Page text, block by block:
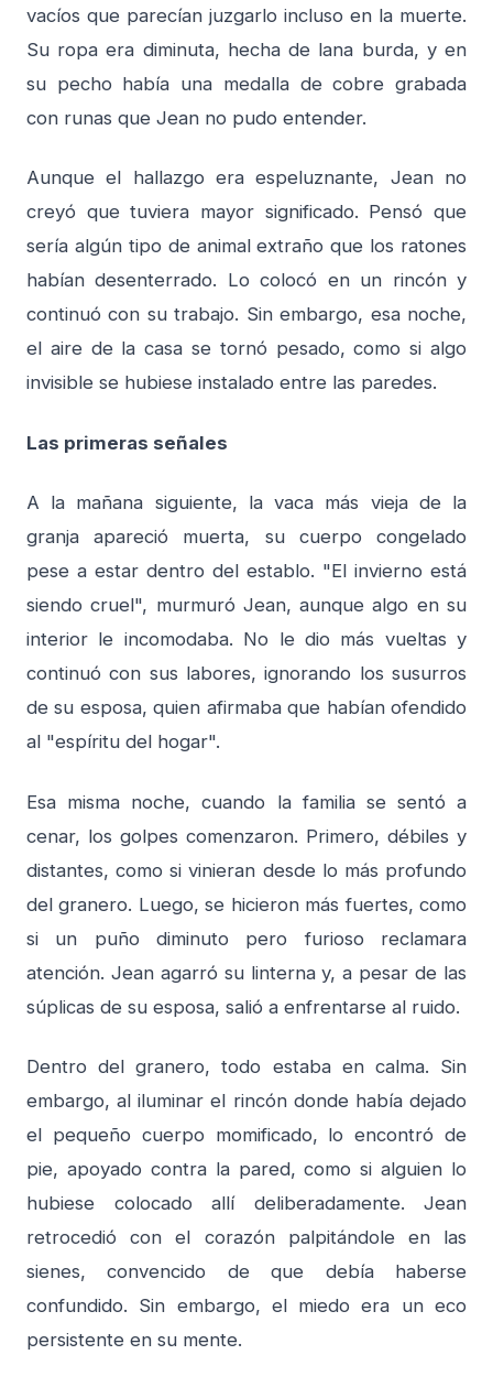
vacíos que parecían juzgarlo incluso en la muerte.
Su ropa era diminuta, hecha de lana burda, y en
su pecho había una medalla de cobre grabada
con runas que Jean no pudo entender.
Aunque el hallazgo era espeluznante, Jean no
creyó que tuviera mayor significado. Pensó que
sería algún tipo de animal extraño que los ratones
habían desenterrado. Lo colocó en un rincón y
continuó con su trabajo. Sin embargo, esa noche,
el aire de la casa se tornó pesado, como si algo
invisible se hubiese instalado entre las paredes.
Las primeras señales
A la mañana siguiente, la vaca más vieja de la
granja apareció muerta, su cuerpo congelado
pese a estar dentro del establo. "El invierno está
siendo cruel", murmuró Jean, aunque algo en su
interior le incomodaba. No le dio más vueltas y
continuó con sus labores, ignorando los susurros
de su esposa, quien afirmaba que habían ofendido
al "espíritu del hogar".
Esa misma noche, cuando la familia se sentó a
cenar, los golpes comenzaron. Primero, débiles y
distantes, como si vinieran desde lo más profundo
del granero. Luego, se hicieron más fuertes, como
si un puño diminuto pero furioso reclamara
atención. Jean agarró su linterna y, a pesar de las
súplicas de su esposa, salió a enfrentarse al ruido.
Dentro del granero, todo estaba en calma. Sin
embargo, al iluminar el rincón donde había dejado
el pequeño cuerpo momificado, lo encontró de
pie, apoyado contra la pared, como si alguien lo
hubiese colocado allí deliberadamente. Jean
retrocedió con el corazón palpitándole en las
sienes, convencido de que debía haberse
confundido. Sin embargo, el miedo era un eco
persistente en su mente.